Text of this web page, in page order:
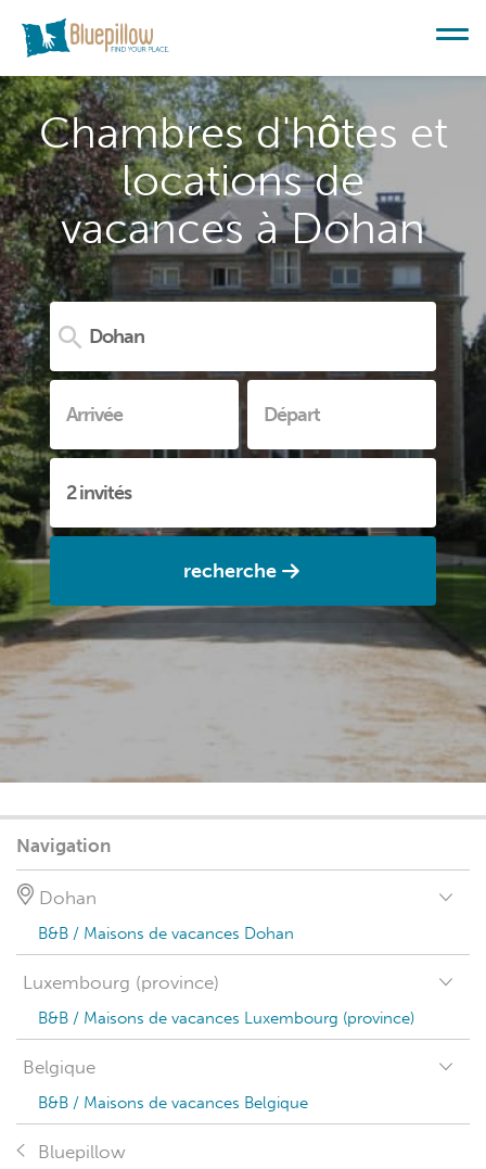
Chambres d'hôtes et
locations de
vacances à Dohan
recherche
Navigation
Dohan
B&B / Maisons de vacances Dohan
Luxembourg (province)
B&B / Maisons de vacances Luxembourg (province)
Belgique
B&B / Maisons de vacances Belgique
Bluepillow